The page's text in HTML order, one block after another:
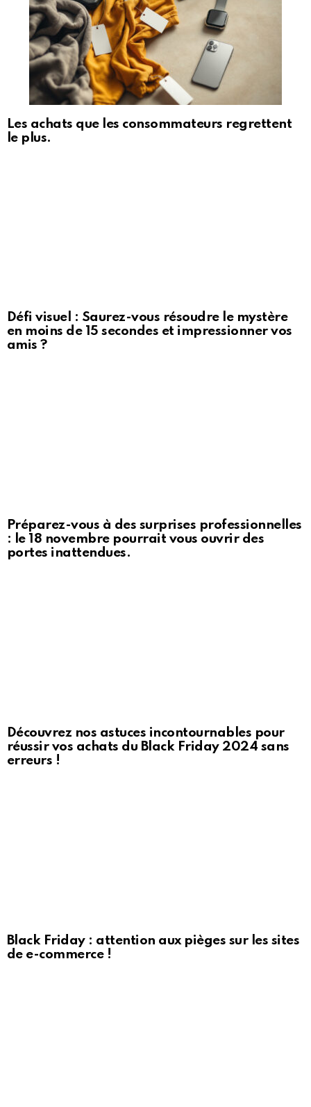
Les achats que les consommateurs regrettent
le plus.
Défi visuel : Saurez-vous résoudre le mystère
en moins de 15 secondes et impressionner vos
amis ?
Préparez-vous à des surprises professionnelles
: le 18 novembre pourrait vous ouvrir des
portes inattendues.
Découvrez nos astuces incontournables pour
réussir vos achats du Black Friday 2024 sans
erreurs !
Black Friday : attention aux pièges sur les sites
de e-commerce !